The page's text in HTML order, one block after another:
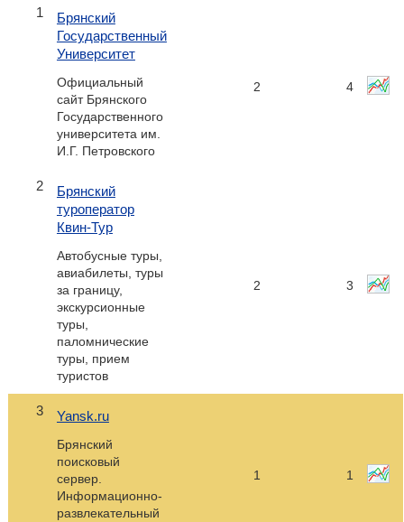
1
Брянский
Государственный
Университет
Официальный
сайт Брянского
Государственного
университета им.
И.Г. Петровского
2 4
2
Брянский
туроператор
Квин-Тур
Автобусные туры,
авиабилеты, туры
за границу,
экскурсионные
туры,
паломнические
туры, прием
туристов
2 3
3 Yansk.ru
Брянский
поисковый
сервер.
Информационно-
развлекательный
1 1